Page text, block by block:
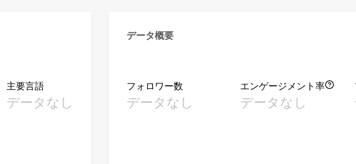
主要言語
データなし
データ概要
フォロワー数
データなし
エンゲージメント率
データなし